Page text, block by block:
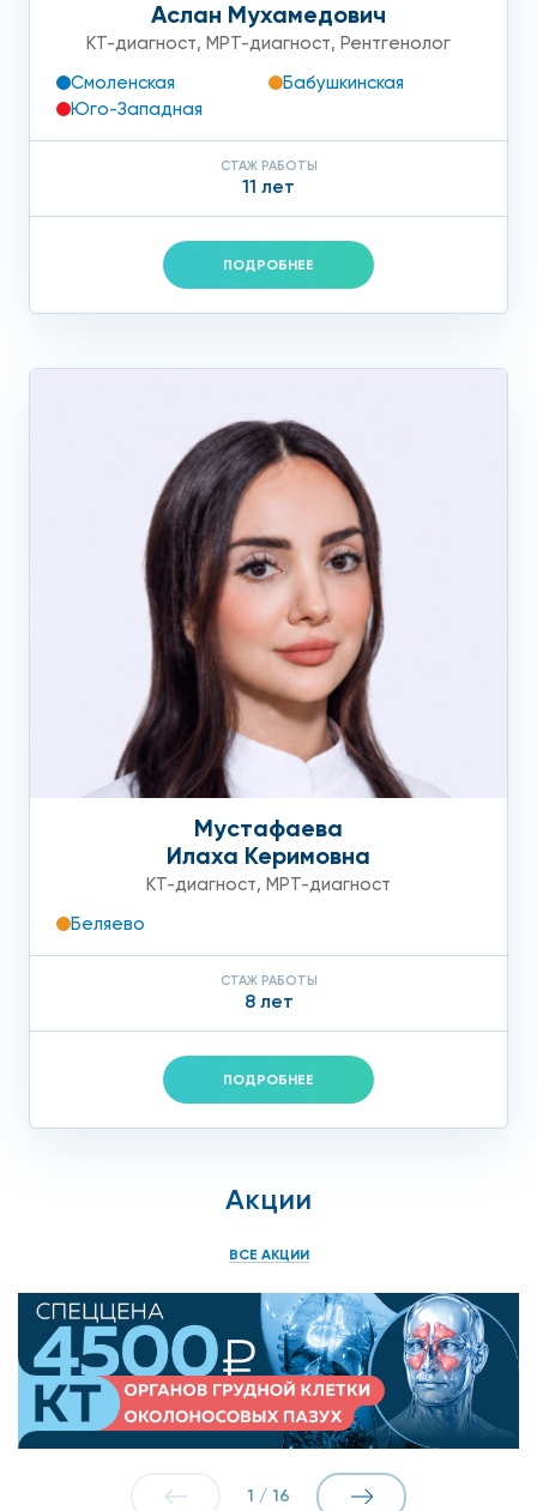
Аслан Мухамедович
КТ-диагност, МРТ-диагност, Рентгенолог
Смоленская
Бабушкинская
Юго-Западная
СТАЖ РАБОТЫ
11 лет
ПОДРОБНЕЕ
Мустафаева
Илаха Керимовна
КТ-диагност, МРТ-диагност
Беляево
СТАЖ РАБОТЫ
8 лет
ПОДРОБНЕЕ
Акции
ВСЕ АКЦИИ
1 / 16